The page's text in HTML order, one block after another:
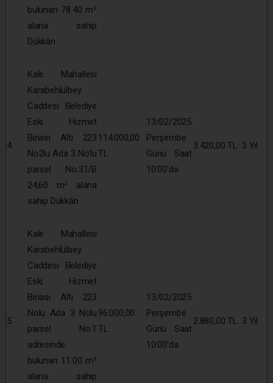
bulunan 78.40 m²
alana sahip
Dükkân
4
Kale Mahallesi
Karabehlülbey
Caddesi Belediye
Eski Hizmet
Binası Altı 223
No2lu Ada 3 No’lu
parsel No:31/B
24,60 m² alana
sahip Dükkân
114.000,00
TL
13/02/2025
Perşembe
Günü Saat
10:00’da
3.420,00 TL 3 Yıl
5
Kale Mahallesi
Karabehlülbey
Caddesi Belediye
Eski Hizmet
Binası Altı 223
Nolu Ada 3 Nolu
parsel No:1
adresinde
bulunan 11.00 m²
alana sahip
96.000,00
TL
13/02/2025
Perşembe
Günü Saat
10:00’da
2.880,00 TL 3 Yıl